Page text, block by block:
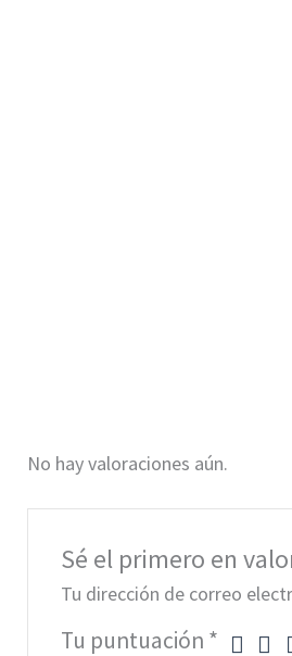
No hay valoraciones aún.
Sé el primero en
Tu dirección de correo
Tu puntuación *